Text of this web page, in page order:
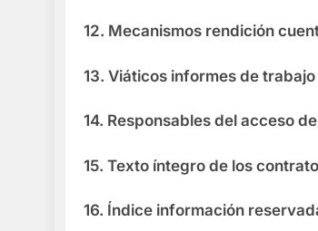
12. Mecanismos rendición
13. Viáticos informes de
14. Responsables del acceso
15. Texto íntegro de los
16. Índice información